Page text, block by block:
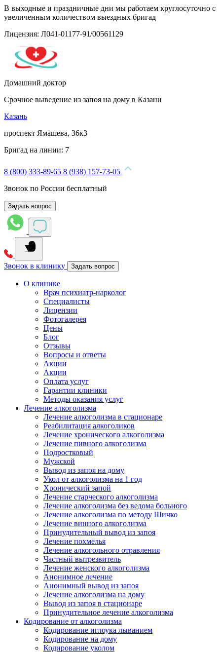
В выходные и праздничные дни мы работаем круглосуточно с
увеличенным количеством выездных бригад
Лицензия: Л041-01177-91/00561129
Домашний доктор
Срочное выведение из запоя на дому в Казани
Казань
проспект Ямашева, 36к3
Бригад на линии: 7
8 (800) 333-89-65 8 (938) 157-73-05
Звонок по России бесплатный
Задать вопрос
Звонок в клинику Задать вопрос
О клинике
Врач психиатр-нарколог
Специалисты
Лицензии
Фотогалерея
Цены
Блог
Отзывы
Вопросы и ответы
Акции
Акции
Оплата услуг
Гарантии клиники
Методы оказания услуг
Лечение алкоголизма
Лечение алкоголизма в стационаре
Реабилитация алкоголиков
Лечение хронического алкоголизма
Лечение пивного алкоголизма
Подростковый
Мужской
Вывод из запоя на дому
Укол от алкоголизма на 1 год
Хронический запой
Лечение старческого алкоголизма
Лечение алкоголизма без ведома больного
Лечение алкоголизма по методу Шичко
Лечение винного алкоголизма
Принудительный вывод из запоя
Лечение похмелья
Лечение алкогольного отравления
Частный вытрезвитель
Лечение женского алкоголизма
Анонимное лечение
Анонимный вывод из запоя
Лечение алкоголизма на дому
Вывод из запоя в стационаре
Принудительное лечение алкоголизма
Кодирование от алкоголизма
Кодирование иглоука лыванием
Кодирование на дому
Кодирование уколом